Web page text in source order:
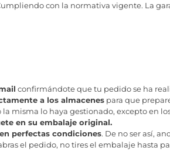
con la normativa vigente. La
confirmándote que tu pedido se ha
a los almacenespara que
misma lo haya gestionado, excepto en
en su embalaje original.
perfectas condiciones. De no ser así,
el pedido, no tires el embalaje hasta